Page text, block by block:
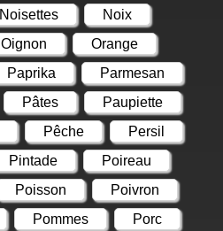
Noisettes
Noix
Oignon
Orange
Paprika
Parmesan
Pâtes
Paupiette
Pêche
Persil
Pintade
Poireau
Poisson
Poivron
Pommes
Porc